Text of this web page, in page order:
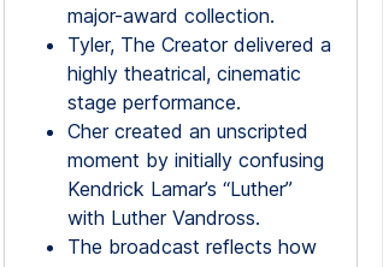
major-award collection.
Tyler, The Creator delivered a
highly theatrical, cinematic
stage performance.
Cher created an unscripted
moment by initially confusing
Kendrick Lamar’s “Luther”
with Luther Vandross.
The broadcast reflects how